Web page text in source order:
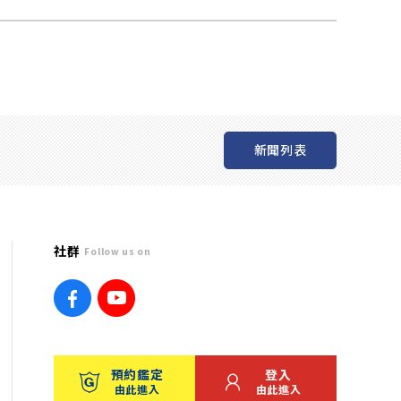
新聞列表
社群 Follow us on
預約鑑定
由此進入
登入
由此進入